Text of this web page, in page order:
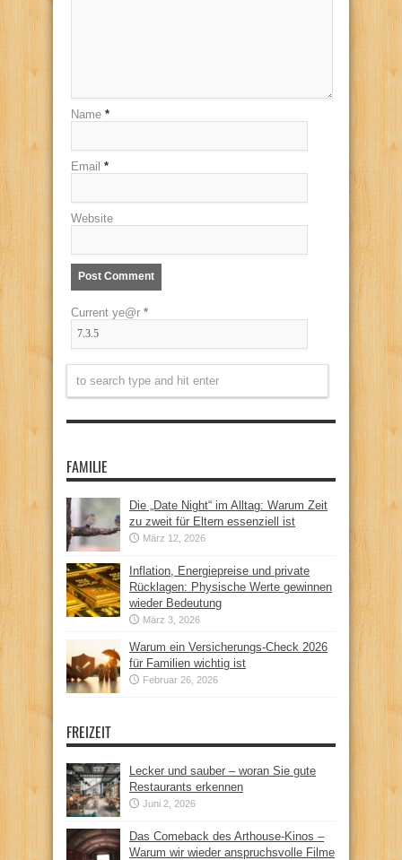
Name *
Email *
Website
Current ye@r *
FAMILIE
Die „Date Night“ im Alltag: Warum Zeit
zu zweit für Eltern essenziell ist
März 12, 2026
Inflation, Energiepreise und private
Rücklagen: Physische Werte gewinnen
wieder Bedeutung
März 3, 2026
Warum ein Versicherungs-Check 2026
für Familien wichtig ist
Februar 26, 2026
FREIZEIT
Lecker und sauber – woran Sie gute
Restaurants erkennen
Juni 2, 2026
Das Comeback des Arthouse-Kinos –
Warum wir wieder anspruchsvolle Filme